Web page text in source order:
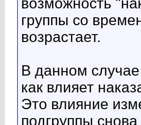
возможность
группы со
возрастает.
В данном
как влияет
Это влияние
подгруппы